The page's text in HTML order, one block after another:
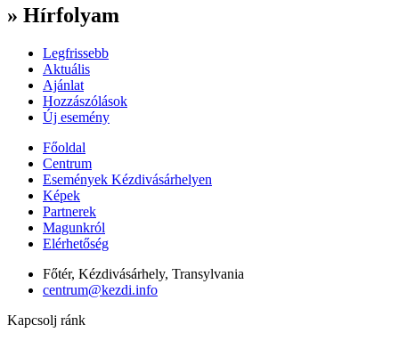
» Hírfolyam
Legfrissebb
Aktuális
Ajánlat
Hozzászólások
Új esemény
Főoldal
Centrum
Események Kézdivásárhelyen
Képek
Partnerek
Magunkról
Elérhetőség
Főtér, Kézdivásárhely, Transylvania
centrum@kezdi.info
Kapcsolj ránk